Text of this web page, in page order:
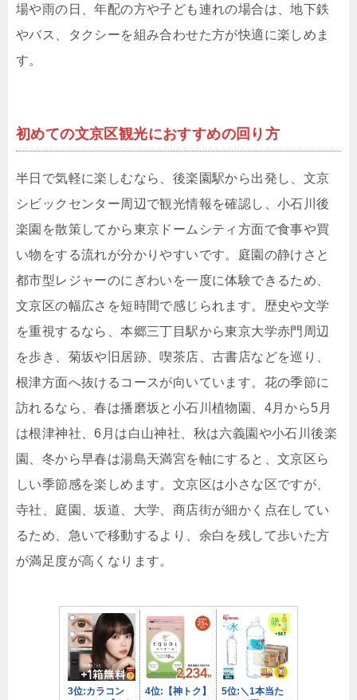
場や雨の日、年配の方や子ども連れの場合は、地下鉄
やバス、タクシーを組み合わせた方が快適に楽しめま
す。
初めての文京区観光におすすめの回り方
半日で気軽に楽しむなら、後楽園駅から出発し、文京
シビックセンター周辺で観光情報を確認し、小石川後
楽園を散策してから東京ドームシティ方面で食事や買
い物をする流れが分かりやすいです。庭園の静けさと
都市型レジャーのにぎわいを一度に体験できるため、
文京区の幅広さを短時間で感じられます。歴史や文学
を重視するなら、本郷三丁目駅から東京大学赤門周辺
を歩き、菊坂や旧居跡、喫茶店、古書店などを巡り、
根津方面へ抜けるコースが向いています。花の季節に
訪れるなら、春は播磨坂と小石川植物園、4月から5月
は根津神社、6月は白山神社、秋は六義園や小石川後楽
園、冬から早春は湯島天満宮を軸にすると、文京区ら
しい季節感を楽しめます。文京区は小さな区ですが、
寺社、庭園、坂道、大学、商店街が細かく点在してい
るため、急いで移動するより、余白を残して歩いた方
が満足度が高くなります。